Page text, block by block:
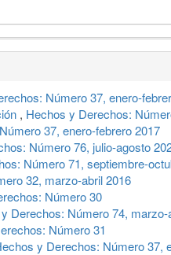
Número 37, enero-
, Hechos y Derechos:
37, enero-febrero 2017
Número 76, julio-agosto
Número 71, septiembre-
32, marzo-abril 2016
Número 30
Derechos: Número 74, marzo-
Número 31
y Derechos: Número 37,